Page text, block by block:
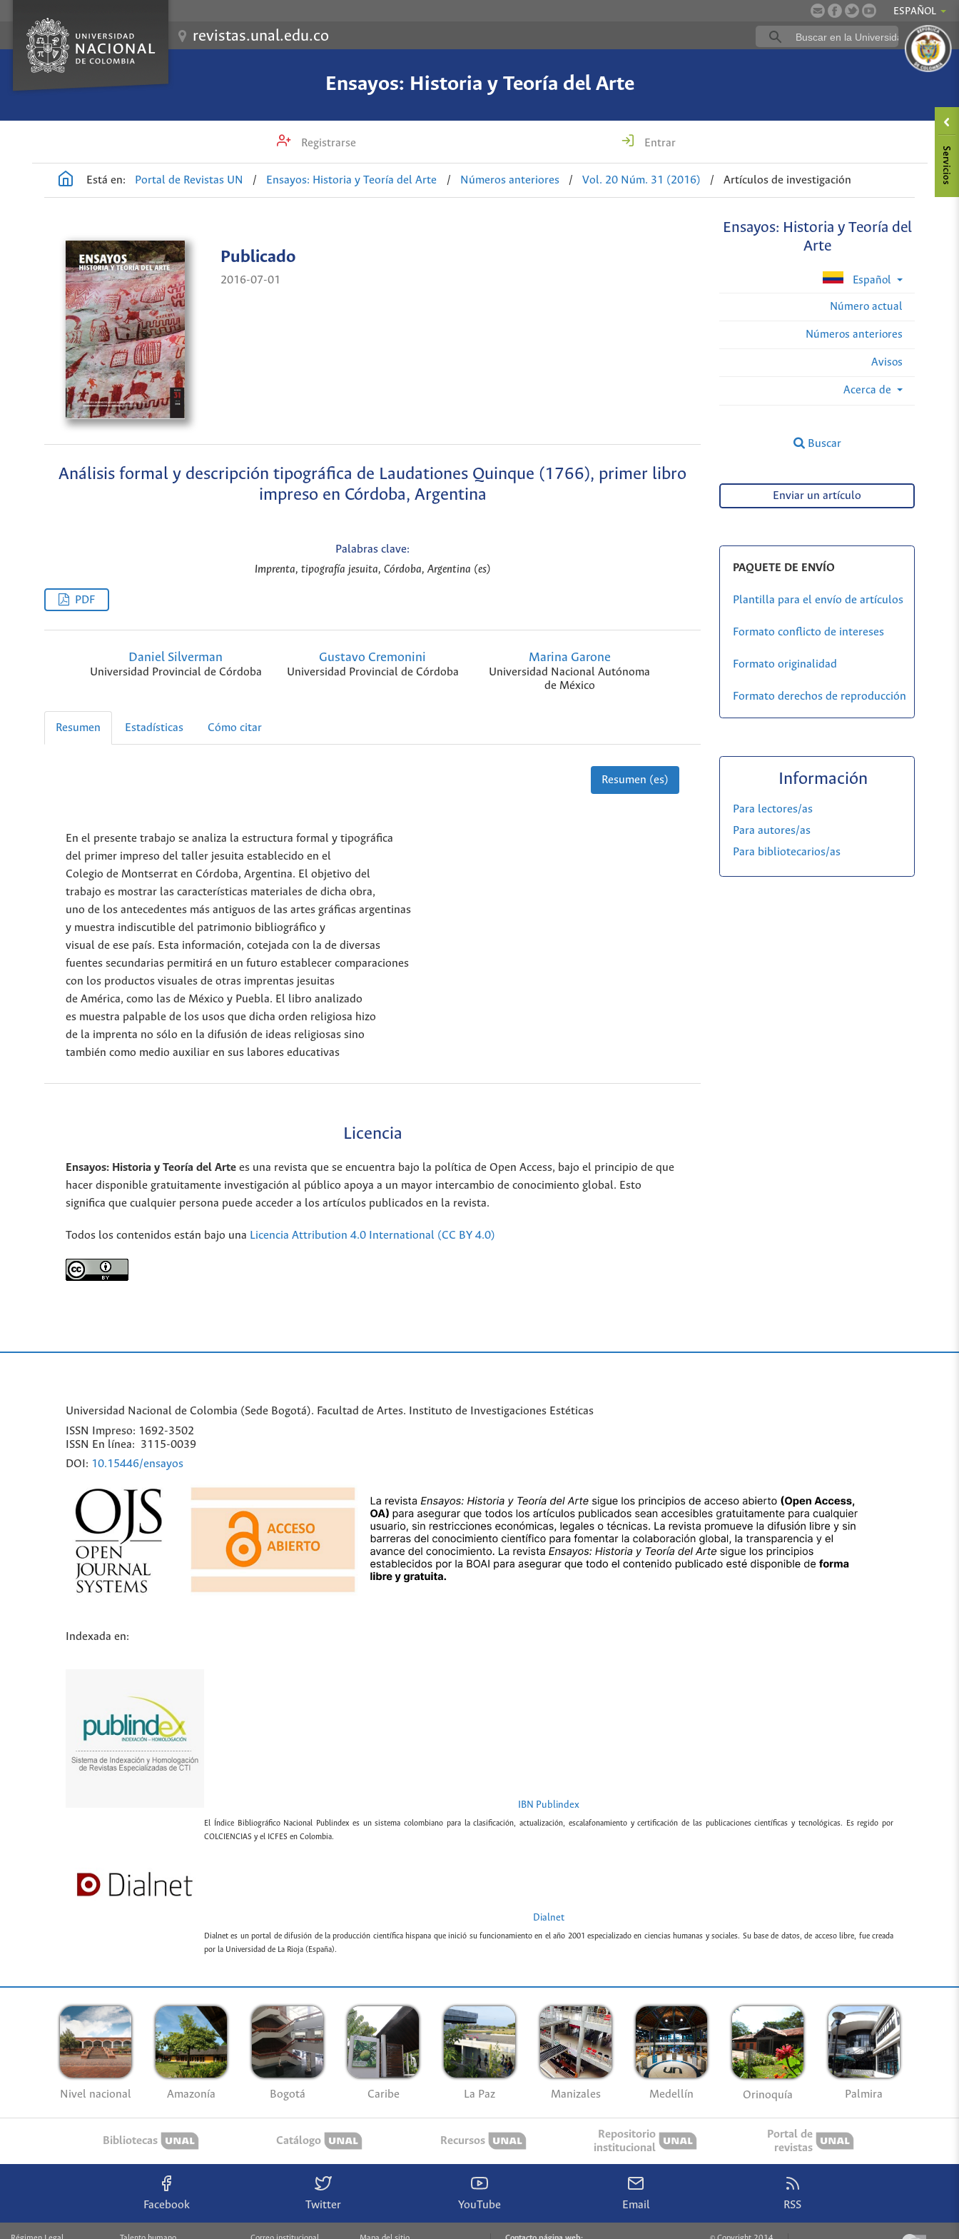
ESPAÑOL
revistas.unal.edu.co
Ensayos: Historia y Teoría del Arte
Registrarse Entrar
Está en: Portal de Revistas UN / Ensayos: Historia y Teoría del Arte / Números anteriores / Vol. 20 Núm. 31 (2016) / Artículos de investigación
Ensayos: Historia y Teoría del
Arte
Español
Número actual
Números anteriores
Avisos
Acerca de
Buscar
Publicado
2016-07-01
Análisis formal y descripción tipográfica de Laudationes Quinque (1766), primer libro
impreso en Córdoba, Argentina
Palabras clave:
Imprenta, tipografía jesuita, Córdoba, Argentina (es)
PDF
Daniel Silverman
Universidad Provincial de Córdoba
Gustavo Cremonini
Universidad Provincial de Córdoba
Marina Garone
Universidad Nacional Autónoma
de México
Resumen Estadísticas Cómo citar
Resumen (es)
En el presente trabajo se analiza la estructura formal y tipográfica
del primer impreso del taller jesuita establecido en el
Colegio de Montserrat en Córdoba, Argentina. El objetivo del
trabajo es mostrar las características materiales de dicha obra,
uno de los antecedentes más antiguos de las artes gráficas argentinas
y muestra indiscutible del patrimonio bibliográfico y
visual de ese país. Esta información, cotejada con la de diversas
fuentes secundarias permitirá en un futuro establecer comparaciones
con los productos visuales de otras imprentas jesuitas
de América, como las de México y Puebla. El libro analizado
es muestra palpable de los usos que dicha orden religiosa hizo
de la imprenta no sólo en la difusión de ideas religiosas sino
también como medio auxiliar en sus labores educativas
Licencia
Ensayos: Historia y Teoría del Arte es una revista que se encuentra bajo la política de Open Access, bajo el principio de que
hacer disponible gratuitamente investigación al público apoya a un mayor intercambio de conocimiento global. Esto
significa que cualquier persona puede acceder a los artículos publicados en la revista.
Todos los contenidos están bajo una Licencia Attribution 4.0 International (CC BY 4.0)
Enviar un artículo
PAQUETE DE ENVÍO
Plantilla para el envío de artículos
Formato conflicto de intereses
Formato originalidad
Formato derechos de reproducción
Información
Para lectores/as
Para autores/as
Para bibliotecarios/as
Universidad Nacional de Colombia (Sede Bogotá). Facultad de Artes. Instituto de Investigaciones Estéticas
ISSN Impreso: 1692-3502
ISSN En línea: 3115-0039
DOI: 10.15446/ensayos
Indexada en:
IBN Publindex
El Índice Bibliográfico Nacional Publindex es un sistema colombiano para la clasificación, actualización, escalafonamiento y certificación de las publicaciones científicas y tecnológicas. Es regido por
COLCIENCIAS y el ICFES en Colombia.
Dialnet
Dialnet es un portal de difusión de la producción científica hispana que inició su funcionamiento en el año 2001 especializado en ciencias humanas y sociales. Su base de datos, de acceso libre, fue creada
por la Universidad de La Rioja (España).
Nivel nacional Amazonía Bogotá Caribe La Paz Manizales Medellín Orinoquía Palmira
Bibliotecas Catálogo Recursos
Repositorio
institucional
Portal de
revistas
Facebook Twitter YouTube Email RSS